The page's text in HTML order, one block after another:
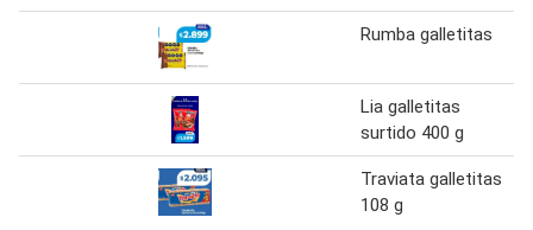
Rumba galletitas
Lia galletitas
surtido 400 g
Traviata galletitas
108 g